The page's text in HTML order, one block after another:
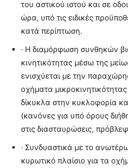
του αστικού ιστού και σε
ώρα, υπό τις ειδικές
κατά περίπτωση.
· Η διαμόρφωση συνθηκών
κινητικότητας μέσω της
ενισχύεται με την
οχήματα
δίκυκλα στην κυκλοφορία
(κανόνες για υπό όρους
στις διασταυρώσεις,
· Συνδυαστικά με το
κυρωτικό πλαίσιο για τα